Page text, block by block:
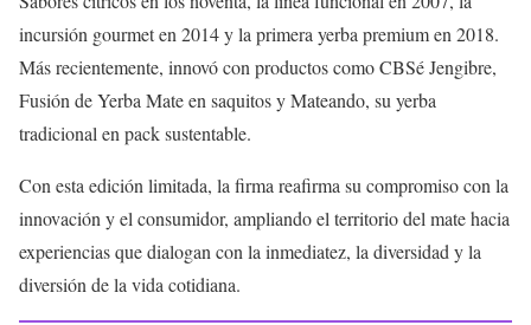
incursión gourmet en 2014 y la primera yerba premium en 2018.
Más recientemente, innovó con productos como CBSé Jengibre,
Fusión de Yerba Mate en saquitos y Mateando, su yerba
tradicional en pack sustentable.
Con esta edición limitada, la firma reafirma su compromiso con la
innovación y el consumidor, ampliando el territorio del mate hacia
experiencias que dialogan con la inmediatez, la diversidad y la
diversión de la vida cotidiana.